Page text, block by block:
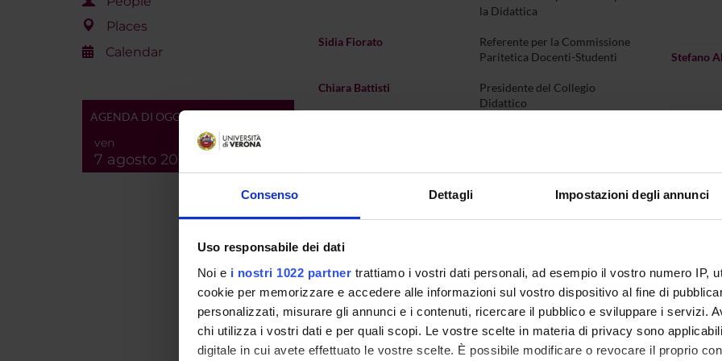
Consenso Dettagli Impostazioni degli annunci
Uso responsabile dei dati
Noi e i nostri 1022 partner trattiamo i vostri dati personali, ad esempio il vostro numero IP,
cookie per memorizzare e accedere alle informazioni sul vostro dispositivo al fine di
personalizzati, misurare gli annunci e i contenuti, ricercare il pubblico e sviluppare i servizi.
chi utilizza i vostri dati e per quali scopi. Le vostre scelte in materia di privacy sono
digitale in cui avete effettuato le vostre scelte. È possibile modificare o revocare il proprio
Places
Calendar
AGENDA DI OGGI
ven
7 agosto 2026
la Didattica
Sidia Fiorato
Referente per la Commissione
Paritetica Docenti-Studenti
Chiara Battisti
Presidente del Collegio
Didattico
alla lingue e letterature
straniere” - CONCLUSO
Stefan Rabanus
Referente Dottorato in
Linguistica
Stefano
Massimo